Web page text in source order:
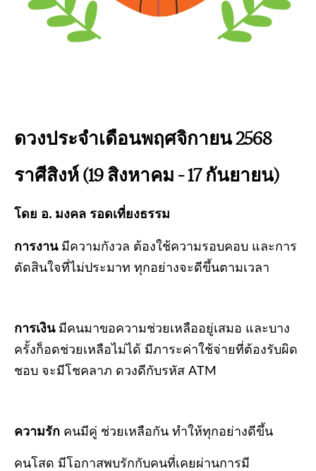
ดวงประจำเดือนพฤศจิกายน 2568
ราศีสิงห์ (19 สิงหาคม – 17 กันยายน)
โดย อ. มงคล รอดเที่ยงธรรม
การงานมีความกังวล ต้องใช้ความรอบคอบ และการ
ตัดสินใจที่ไม่ประมาท ทุกอย่างจะดีขึ้นตามเวลา
การเงิน มีคนมาขอความช่วยเหลืออยู่เสมอ และบาง
ครั้งก็อดช่วยเหลือไม่ได้ มีภาระค่าใช้จ่ายที่ต้องรับผิด
ชอบ จะมีโชคลาภ ดวงดีกับรหัส ATM
ความรัก คนมีคู่ ช่วยเหลือกัน ทำให้ทุกอย่างดีขึ้น
คนโสด มีโอกาสพบรักกับคนที่เคยผ่านการมี